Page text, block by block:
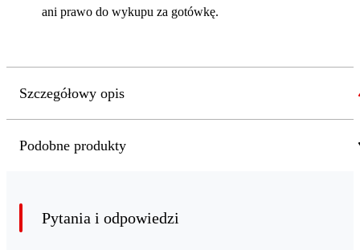
ani prawo do wykupu za gotówkę.
Szczegółowy opis
Podobne produkty
Pytania i odpowiedzi